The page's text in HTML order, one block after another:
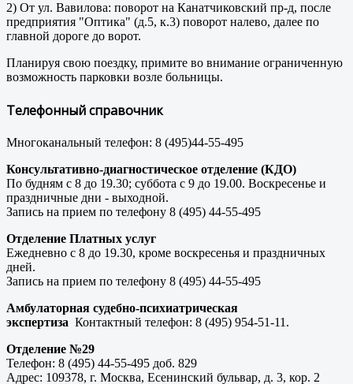
2) От ул. Вавилова: поворот на Канатчиковский пр-д, после
предприятия "Оптика" (д.5, к.3) поворот налево, далее по
главной дороге до ворот.
Планируя свою поездку, примите во внимание ограниченную
возможность парковки возле больницы.
Телефонный справочник
Многоканальный телефон: 8 (495)44-55-495
Консультативно-диагностическое отделение (КДО)
По будням с 8 до 19.30; суббота с 9 до 19.00. Воскресенье и
праздничные дни - выходной.
Запись на прием по телефону 8 (495) 44-55-495
Отделение Платных услуг
Ежедневно с 8 до 19.30, кроме воскресенья и праздничных
дней.
Запись на прием по телефону 8 (495) 44-55-495
Амбулаторная судебно-психиатрическая
экспертиза Контактный телефон: 8 (495) 954-51-11.
Отделение №29
Телефон: 8 (495) 44-55-495 доб. 829
Адрес: 109378, г. Москва, Есенинский бульвар, д. 3, кор. 2